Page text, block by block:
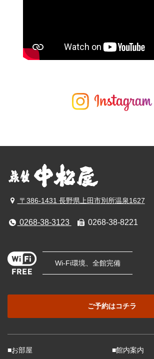
〒386-1431 長野県上田市別所温泉1627
0268-38-3123 0268-38-8221
Wi-Fi環境、全館完備
ご予約はコチラ
■お部屋 ■館内案内